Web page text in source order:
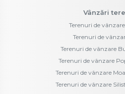
Vânzări
Terenuri de
Terenuri de
Terenuri de vânzare
Terenuri de vânzare
Terenuri de vânzare
Terenuri de vânzare